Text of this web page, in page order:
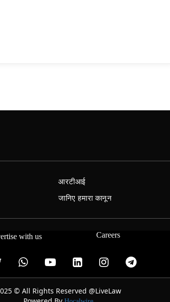
आरटीआई
जानिए हमारा कानून
with us Careers
© All Rights Reserved @LiveLaw